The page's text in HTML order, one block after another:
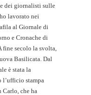
dei giornalisti sulle
lavorato nei
al Giornale di
e Cronache di
fine secolo la svolta,
Basilicata. Dal
è stata la
l’ufficio stampa
Carlo, che ha